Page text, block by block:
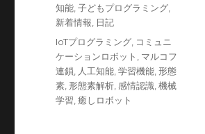
リ
ー
知能 ,子どもプログラミング
新着情報 日記
タ
グ
IoTプログラミング コミュニ
ケーションロボット
マルコフ
連鎖
人工知能 ,学習機能 ,形態
素 ,形態素解析 感情認識 ,機械
学習 ,癒しロボット